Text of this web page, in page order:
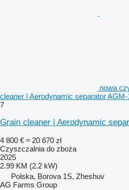
nowa
cleaner | Aerodynamic separator AGM-
7
Grain cleaner | Aerodynamic
4 800 € ≈ 20 670 zł
Czyszczalnia do zboża
2025
2.99 KM (2.2 kW)
Polska, Borova 1S, Zheshuv
AG Farms Group